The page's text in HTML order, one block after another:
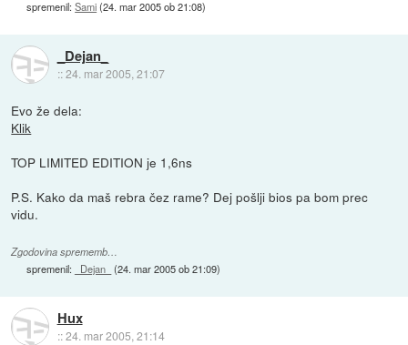
spremenil:Sami(24. mar 2005 ob 21:08)
_Dejan_
::24. mar 2005, 21:07
Evo že dela:
Klik
TOP LIMITED EDITION je 1,6ns
P.S. Kako da maš rebra čez rame? Dej pošlji bios pa bom prec
vidu.
Zgodovina sprememb…
spremenil: _Dejan_ (24. mar 2005 ob 21:09)
Hux
::24. mar 2005, 21:14